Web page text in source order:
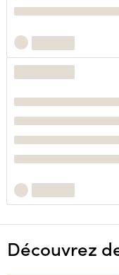
Découvrez